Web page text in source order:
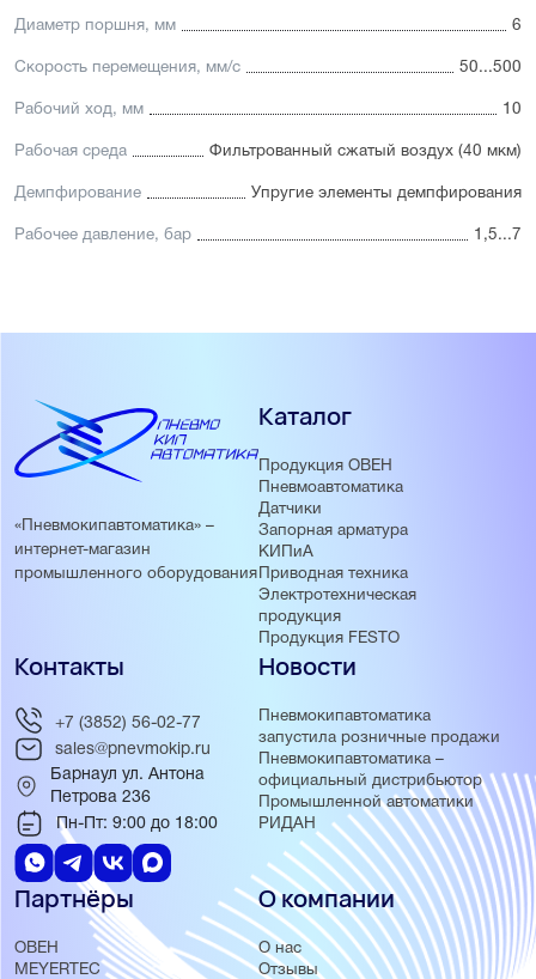
Диаметр поршня, мм 6
Скорость перемещения, мм/с 50...500
Рабочий ход, мм 10
Рабочая среда Фильтрованный сжатый воздух (40 мкм)
Демпфирование Упругие элементы демпфирования
Рабочее давление, бар 1,5...7
«Пневмокипавтоматика» –
интернет-магазин
промышленного оборудования
Каталог
Продукция ОВЕН
Пневмоавтоматика
Датчики
Запорная арматура
КИПиА
Приводная техника
Электротехническая
продукция
Продукция FESTO
Новости
Пневмокипавтоматика
запустила розничные продажи
Пневмокипавтоматика –
официальный дистрибьютор
Промышленной автоматики
РИДАН
Партнёры
ОВЕН
MEYERTEC
О компании
О нас
Отзывы
Контакты
+7 (3852) 56-02-77
sales@pnevmokip.ru
Барнаул ул. Антона
Петрова 236
Пн-Пт: 9:00 до 18:00